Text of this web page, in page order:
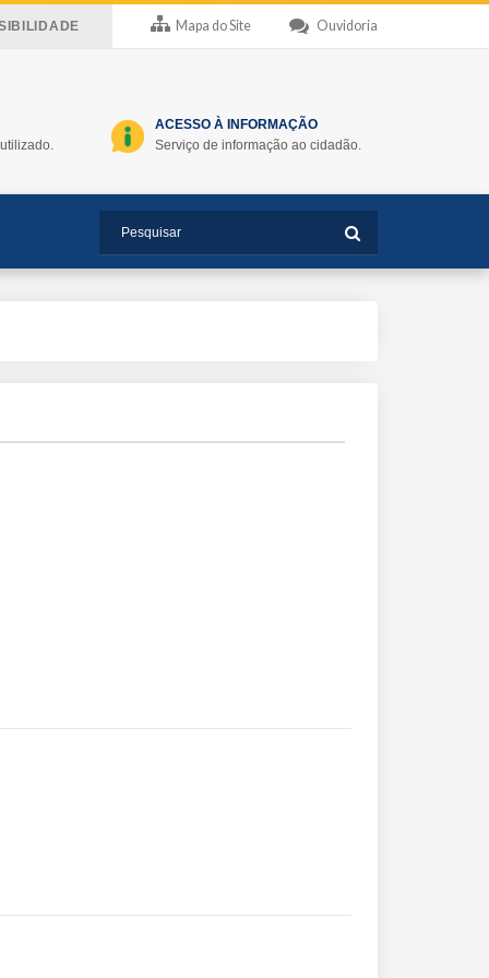
Ouvidoria
Mapa do Site
ACESSO À INFORMAÇÃO
Serviço de informação ao cidadão.